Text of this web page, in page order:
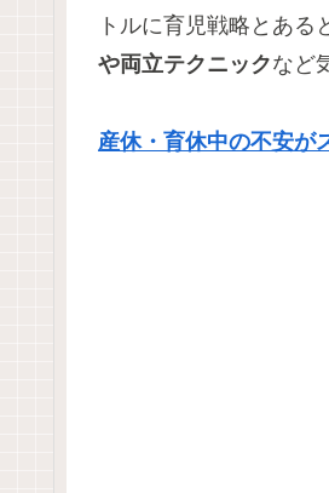
トルに育児戦略とある
や両立テクニックなど
産休・育休中の不安が